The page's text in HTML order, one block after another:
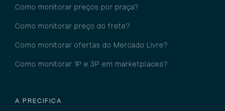
Como monitorar preços por praça?
Como monitorar preço do frete?
Como monitorar ofertas do Mercado Livre?
Como monitorar 1P e 3P em marketplaces?
A PRECIFICA